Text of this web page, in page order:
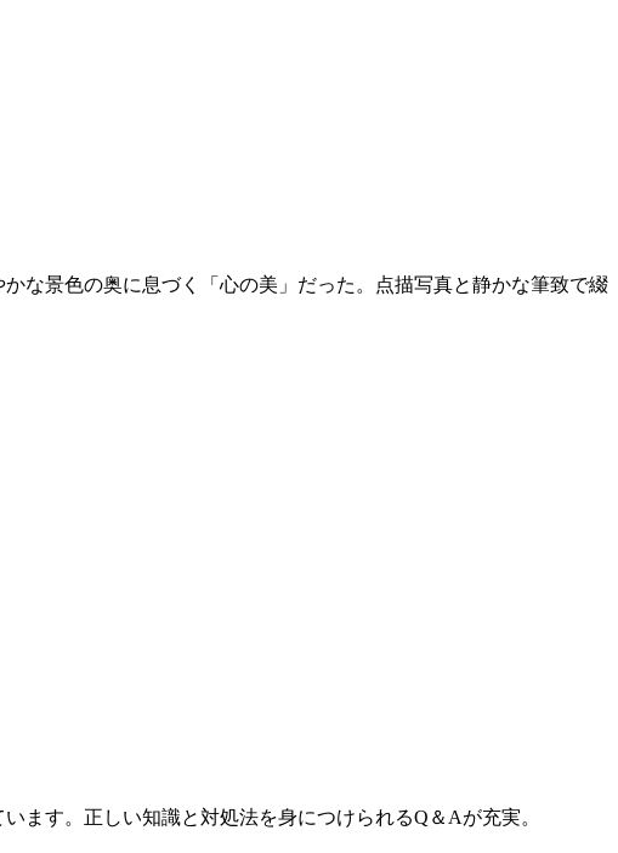
な景色の奥に息づく「心の美」だった。点描写真と静かな筆致で綴
ます。正しい知識と対処法を身につけられるQ＆Aが充実。